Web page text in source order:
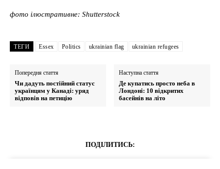
фото ілюстративне: Shutterstock
ТЕГИ Essex Politics ukrainian flag ukrainian refugees
Попередня стаття
Чи дадуть постійний статус
українцям у Канаді: уряд
відповів на петицію
Наступна стаття
Де купатись просто неба в
Лондоні: 10 відкритих
басейнів на літо
ПОДІЛИТИСЬ: